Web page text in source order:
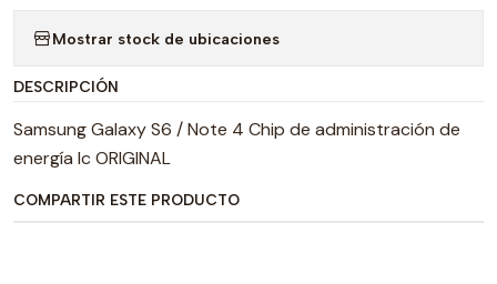
Mostrar stock de ubicaciones
DESCRIPCIÓN
Samsung Galaxy S6 / Note 4 Chip de administración de
energía Ic ORIGINAL
COMPARTIR ESTE PRODUCTO